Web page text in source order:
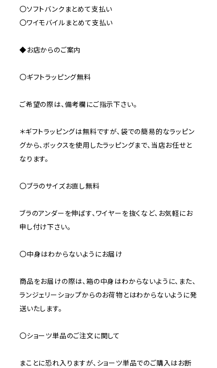
〇ソフトバンクまとめて支払い
〇ワイモバイルまとめて支払い
◆お店からのご案内
〇ギフトラッピング無料
ご希望の際は、備考欄にご指示下さい。
＊ギフトラッピングは無料ですが、袋での簡易的なラッピン
グから、ボックスを使用したラッピングまで、当店お任せと
なります。
〇ブラのサイズお直し無料
ブラのアンダーを伸ばす、ワイヤーを抜くなど、お気軽にお
申し付け下さい。
〇中身はわからないようにお届け
商品をお届けの際は、箱の中身はわからないように、また、
ランジェリーショップからのお荷物とはわからないように発
送いたします。
〇ショーツ単品のご注文に関して
まことに恐れ入りますが、ショーツ単品でのご購入はお断